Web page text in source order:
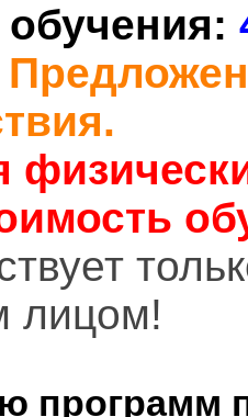
лицом!
программ